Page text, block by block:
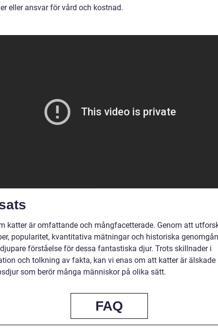
eller ansvar för vård och kostnad.
katter är omfattande och mångfacetterade. Genom att
popularitet, kvantitativa mätningar och historiska
förståelse för dessa fantastiska djur. Trots skillnader i
och tolkning av fakta, kan vi enas om att katter är älskade
som berör många människor på olika sätt.
FAQ